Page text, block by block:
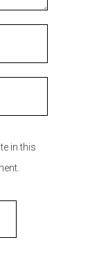
in this